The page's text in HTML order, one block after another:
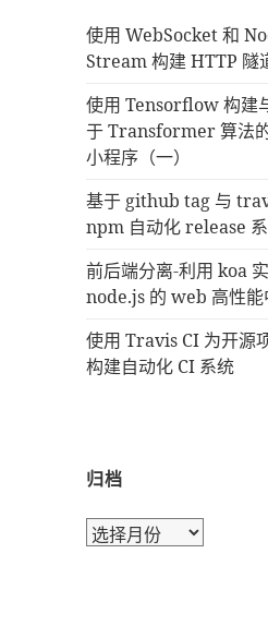
使用 WebSocket 和
Stream 构建 HTTP 隧
使用 Tensorflow 构建
于 Transformer 算法
小程序（一）
基于 github tag 与
npm 自动化 release
前后端分离-利用 koa
node.js 的 web 高性能
使用 Travis CI 为开源
构建自动化 CI 系统
归档
归